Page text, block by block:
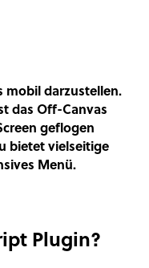
mobil darzustellen.
das Off-Canvas
geflogen
bietet vielseitige
Menü.
Plugin?